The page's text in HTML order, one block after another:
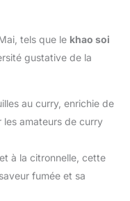
tels que le khao soi
gustative de la
au curry, enrichie de
amateurs de curry
à la citronnelle, cette
fumée et sa